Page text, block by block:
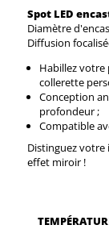
Spot LED
Diamètre
Diffusion
Habillez votre
collerette
Conception
profondeur ;
Compatible
Distinguez votre
effet miroir !